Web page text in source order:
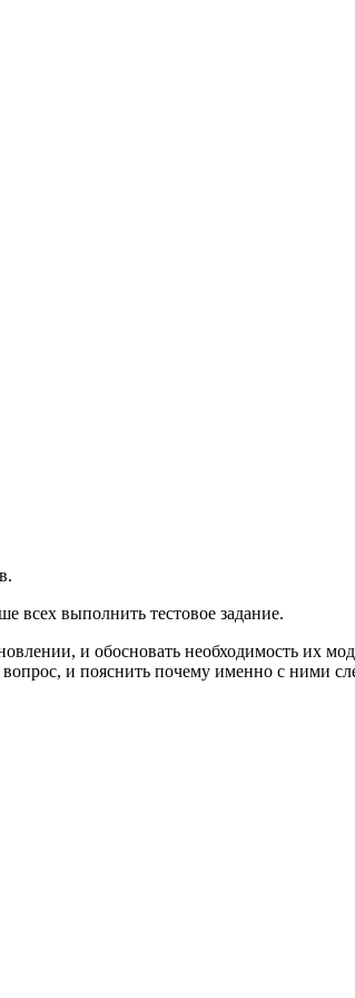
всех выполнить тестовое задание.
и обосновать необходимость их
и пояснить почему именно с ними